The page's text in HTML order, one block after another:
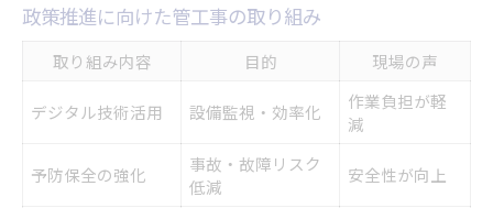
政策推進に向けた管工事の取り組み
取り組み内容 目的 現場の声
デジタル技術活用 設備監視・効率化
作業負担が軽
減
予防保全の強化
事故・故障リスク
低減
安全性が向上